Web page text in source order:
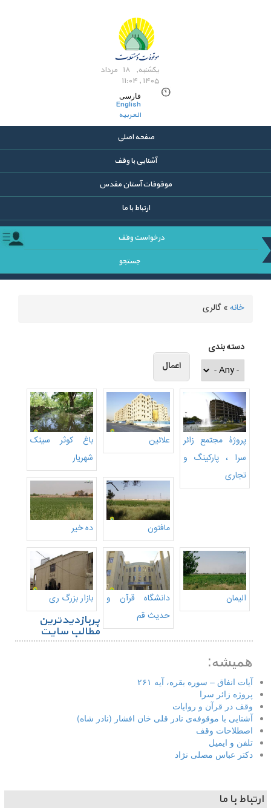
یکشنبه, ۱۸ مرداد
۱۴۰۵ , ۱۱:۰۴
فارسی
English
العربیه
صفحه اصلی
آشنایی با وقف
موقوفات آستان مقدس
ارتباط با ما
درخواست وقف
جستجو
شما اینجا هستید
خانه» گالری
دسته بندی
پروژۀ مجتمع زائر
سرا ، پارکینگ و
تجاری
علائین
باغ کوثر سینک
شهریار
مافتون ده خیر
الیمان
دانشگاه قرآن و
حدیث قم
بازار بزرگ ری
پربازدیدترین
مطالب سایت
همیشه:
آیات انفاق – سوره بقره، آیه ۲۶۱
پروژه زائر سرا
وقف در قرآن و روایات
آشنایی با موقوفه‌ی نادر قلی خان افشار (نادر شاه)
اصطلاحات وقف
تلفن و ایمیل
دکتر عباس مصلی نژاد
ارتباط با ما